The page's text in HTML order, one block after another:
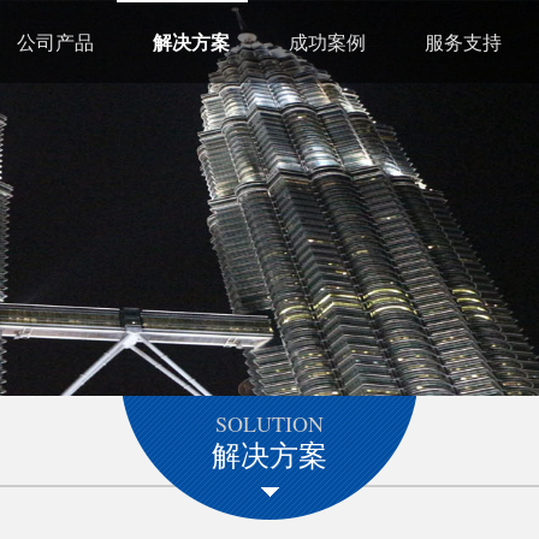
公司产品 解决方案 成功案例 服务支持
SOLUTION
解决方案